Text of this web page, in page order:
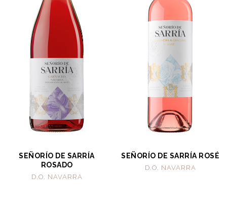
SEÑORÍO DE SARRÍA
ROSADO
D.O. NAVARRA
SEÑORÍO DE SARRÍA ROSÉ
D.O. NAVARRA